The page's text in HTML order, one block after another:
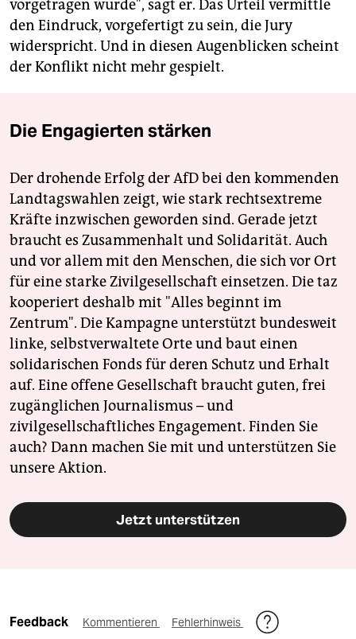
vorgetragen wurde", sagt er. Das Urteil vermittle
den Eindruck, vorgefertigt zu sein, die Jury
widerspricht. Und in diesen Augenblicken scheint
der Konflikt nicht mehr gespielt.
Die Engagierten stärken
Der drohende Erfolg der AfD bei den kommenden
Landtagswahlen zeigt, wie stark rechtsextreme
Kräfte inzwischen geworden sind. Gerade jetzt
braucht es Zusammenhalt und Solidarität. Auch
und vor allem mit den Menschen, die sich vor Ort
für eine starke Zivilgesellschaft einsetzen. Die taz
kooperiert deshalb mit "Alles beginnt im
Zentrum". Die Kampagne unterstützt bundesweit
linke, selbstverwaltete Orte und baut einen
solidarischen Fonds für deren Schutz und Erhalt
auf. Eine offene Gesellschaft braucht guten, frei
zugänglichen Journalismus – und
zivilgesellschaftliches Engagement. Finden Sie
auch? Dann machen Sie mit und unterstützen Sie
unsere Aktion.
Jetzt unterstützen
Feedback Kommentieren Fehlerhinweis